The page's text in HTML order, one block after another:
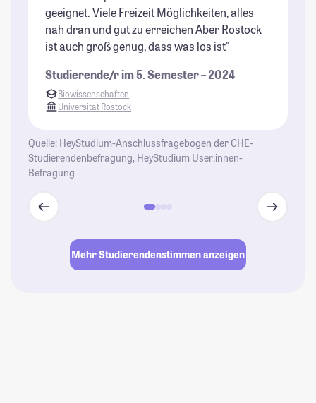
geeignet. Viele Freizeit Möglichkeiten, alles
nah dran und gut zu erreichen Aber Rostock
ist auch groß genug, dass was los ist"
Studierende/r im 5. Semester – 2024
Biowissenschaften
Universität Rostock
Quelle: HeyStudium-Anschlussfragebogen der CHE-
Studierendenbefragung, HeyStudium User:innen-
Befragung
Mehr Studierendenstimmen anzeigen